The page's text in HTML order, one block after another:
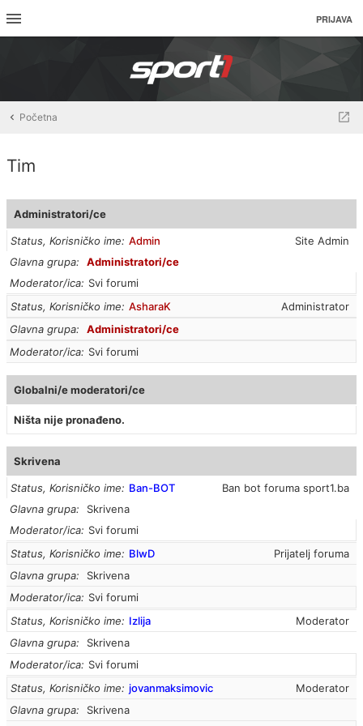
PRIJAVA
Početna
Tim
Administratori/ce
Status, Korisničko ime Site Admin
Admin
Glavna grupa
Administratori/ce
Moderator/ica
Svi forumi
Status, Korisničko ime
Administrator
AsharaK
Glavna grupa
Administratori/ce
Moderator/ica
Svi forumi
Globalni/e moderatori/ce
Ništa nije pronađeno.
Skrivena
Status, Korisničko ime Ban bot foruma sport1.ba
Ban-BOT
Glavna grupa
Skrivena
Moderator/ica
Svi forumi
Status, Korisničko ime
Prijatelj foruma
BlwD
Glavna grupa
Skrivena
Moderator/ica
Svi forumi
Status, Korisničko ime
Moderator
Izlija
Glavna grupa
Skrivena
Moderator/ica
Svi forumi
Status, Korisničko ime
Moderator
jovanmaksimovic
Glavna grupa
Skrivena